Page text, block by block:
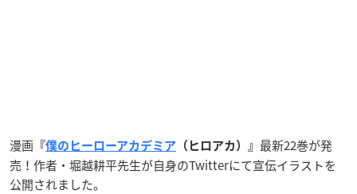
漫画 『僕のヒーローアカデミア （ヒロアカ）』 最新22巻が発
売！作者・堀越耕平先生が自身のTwitterにて宣伝イラストを
公開されました。